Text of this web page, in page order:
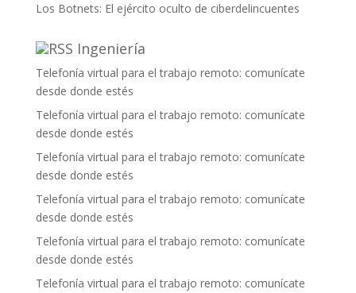
Los Botnets: El ejército oculto de ciberdelincuentes
Ingeniería
Telefonía virtual para el trabajo remoto: comunícate
desde donde estés
Telefonía virtual para el trabajo remoto: comunícate
desde donde estés
Telefonía virtual para el trabajo remoto: comunícate
desde donde estés
Telefonía virtual para el trabajo remoto: comunícate
desde donde estés
Telefonía virtual para el trabajo remoto: comunícate
desde donde estés
Telefonía virtual para el trabajo remoto: comunícate